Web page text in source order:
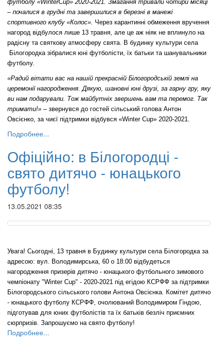
футболу «WinterCup» 2020-2021. Змагання тривали чотири місяці
– почалися в грудні та завершилися в березні в манежі
спортивного клубу «Колос». Через карантинні обмеження вручення
нагород відбулося лише 13 травня, але це аж ніяк не вплинуло на
радісну та святкову атмосферу свята. В будинку культури села
Білогородка зібралися юні футболісти, їх батьки та шанувальники
футболу.
«Радий вітати вас на нашій прекрасній Білогородській землі на
церемонії нагородження. Дякую, шановні юні друзі, за гарну гру, яку
ви нам подарували. Тож майбутніх звершень вам та перемог. Так
тримати!» – звернувся до гостей сільський голова Антон
Овсієнко, за чиєї підтримки відбувся «Winter Cup» 2020-2021.
Подробнее...
Офіційно: в Білогородці -
свято дитячо - юнацького
футболу!
13.05.2021 08:35
Увага! Сьогодні, 13 травня в Будинку культури села Білогородка за
адресою: вул. Володимирська, 60 о 18:00 відбудеться
нагородження призерів дитячо - юнацького футбольного зимового
чемпіонату "Winter Cup" - 2020-2021 під егідою КСРФФ за підтримки
Білогородського сільського голови Антона Овсієнка. Комітет дитячо
- юнацького футболу КСРФФ, очолюваний Володимиром Гіндою,
підготував для юних футболістів та їх батьків безліч приємних
сюрпризів. Запрошуємо на свято футболу!
Подробнее...